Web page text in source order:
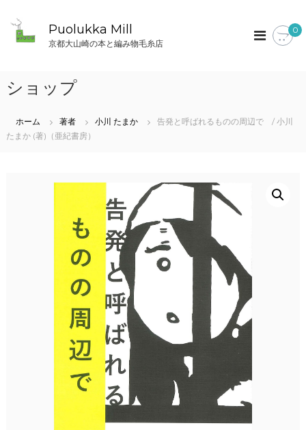
プ
Puolukka Mill
京都大山崎の本と編み物毛糸店
0
ショップ
ホーム 著者 小川 たまか
告発と呼ばれるものの周辺で / 小川
たまか (著)（亜紀書房）